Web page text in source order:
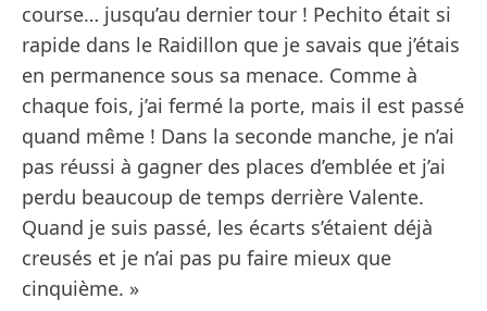
course… jusqu’au dernier tour ! Pechito était si
rapide dans le Raidillon que je savais que j’étais
en permanence sous sa menace. Comme à
chaque fois, j’ai fermé la porte, mais il est passé
quand même ! Dans la seconde manche, je n’ai
pas réussi à gagner des places d’emblée et j’ai
perdu beaucoup de temps derrière Valente.
Quand je suis passé, les écarts s’étaient déjà
creusés et je n’ai pas pu faire mieux que
cinquième. »